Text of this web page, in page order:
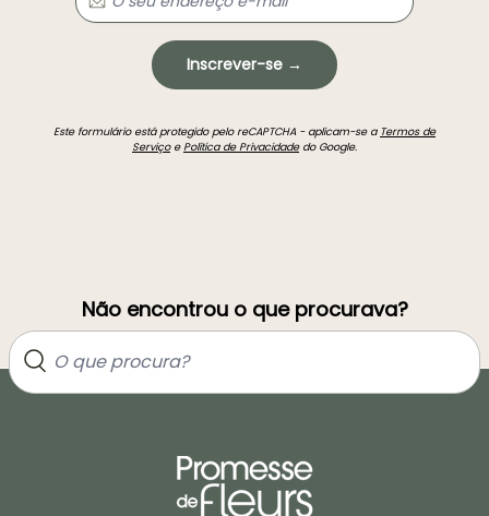
Inscrever-se →
Este formulário está protegido pelo reCAPTCHA - aplicam-se a Termos de
ServiçoePolítica de Privacidadedo Google.
Não encontrou o que procurava?